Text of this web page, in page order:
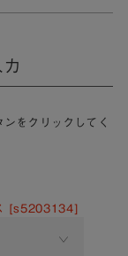
をクリックしてく
[s5203134]